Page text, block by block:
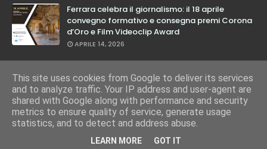
Ferrara celebra il giornalismo: il 18 aprile
convegno formativo e consegna premi Corona
d’Oro e Film Videoclip Award
APRILE 14, 2026
con il suo nuovo spettacolo "E Loro Lo Sanno"
FEBBRAIO 17, 2026
COPYRIGHT ©2026 OPHELIA BLOG
This site uses cookies from Google to deliver its services
and to analyze traffic. Your IP address and user-agent are
shared with Google along with performance and security
metrics to ensure quality of service, generate usage
statistics, and to detect and address abuse.
LEARN MORE GOT IT